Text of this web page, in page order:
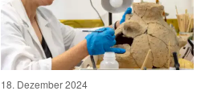
18. Dezember 2024